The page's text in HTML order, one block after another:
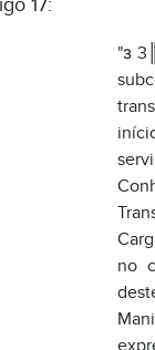
no
17, na
29 de maio de